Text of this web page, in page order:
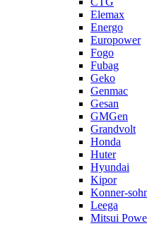
Elemax
Energo
Europower
Fogo
Fubag
Geko
Genmac
Gesan
GMGen
Grandvolt
Honda
Huter
Hyundai
Kipor
Konner-
Leega
Mitsui